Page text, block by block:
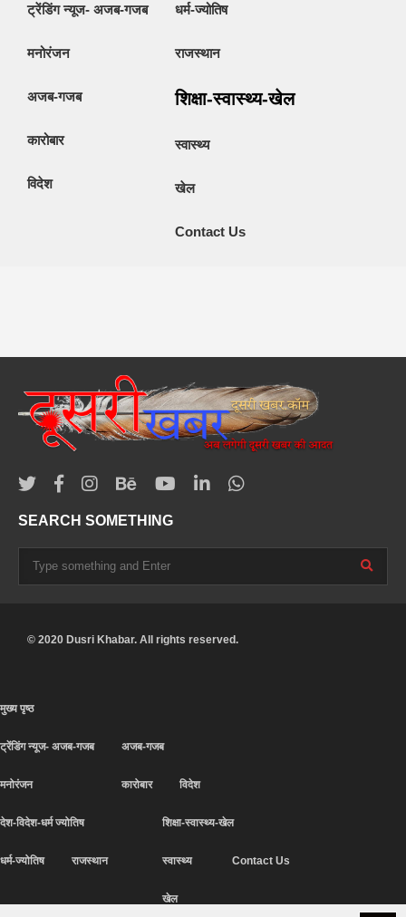
ट्रेंडिंग न्यूज- अजब-गजब
मनोरंजन
अजब-गजब
कारोबार
विदेश
धर्म-ज्योतिष
राजस्थान
शिक्षा-स्वास्थ्य-खेल
स्वास्थ्य
खेल
Contact Us
SEARCH SOMETHING
© 2020 Dusri Khabar. All rights reserved.
मुख्य पृष्ठ
ट्रेंडिंग न्यूज- अजब-गजब
मनोरंजन
अजब-गजब
कारोबार विदेश
देश-विदेश-धर्म ज्योतिष
धर्म-ज्योतिष राजस्थान
शिक्षा-स्वास्थ्य-खेल
स्वास्थ्य
खेल
Contact Us